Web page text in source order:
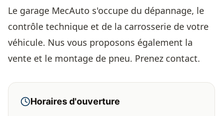
Le garage MecAuto s'occupe du dépannage, le
contrôle technique et de la carrosserie de votre
véhicule. Nus vous proposons également la
vente et le montage de pneu. Prenez contact.
Horaires d'ouverture